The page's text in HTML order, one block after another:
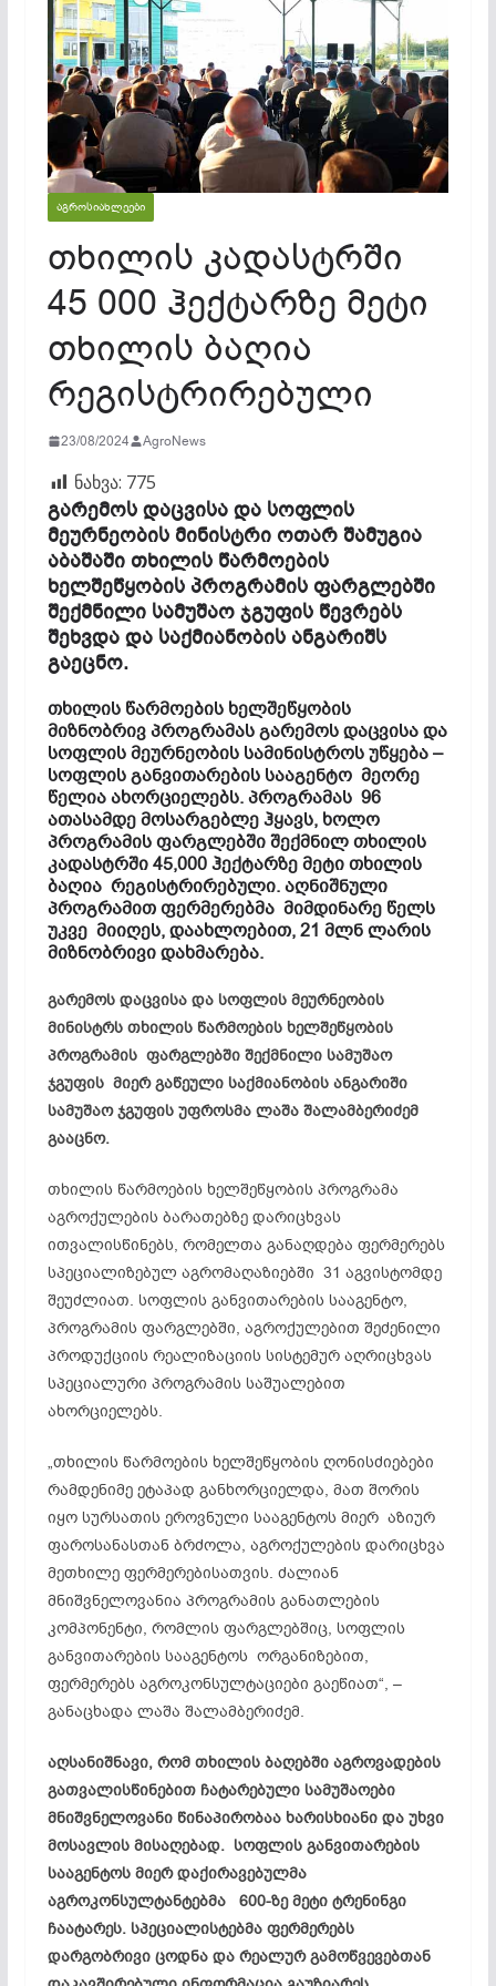
ᲐᲒᲠᲝᲡᲘᲐᲮᲚᲔᲔᲑᲘ
თხილის კადასტრში
45 000 ჰექტარზე მეტი
თხილის ბაღია
რეგისტრირებული
23/08/2024 AgroNews
ნახვა: 775
გარემოს დაცვისა და სოფლის
მეურნეობის მინისტრი ოთარ შამუგია
აბაშაში თხილის წარმოების
ხელშეწყობის პროგრამის ფარგლებში
შექმნილი სამუშაო ჯგუფის წევრებს
შეხვდა და საქმიანობის ანგარიშს
გაეცნო.
თხილის წარმოების ხელშეწყობის
მიზნობრივ პროგრამას გარემოს დაცვისა და
სოფლის მეურნეობის სამინისტროს უწყება –
სოფლის განვითარების სააგენტო მეორე
წელია ახორციელებს. პროგრამას 96
ათასამდე მოსარგებლე ჰყავს, ხოლო
პროგრამის ფარგლებში შექმნილ თხილის
კადასტრში 45,000 ჰექტარზე მეტი თხილის
ბაღია რეგისტრირებული. აღნიშნული
პროგრამით ფერმერებმა მიმდინარე წელს
უკვე მიიღეს, დაახლოებით, 21 მლნ ლარის
მიზნობრივი დახმარება.
გარემოს დაცვისა და სოფლის მეურნეობის
მინისტრს თხილის წარმოების ხელშეწყობის
პროგრამის ფარგლებში შექმნილი სამუშაო
ჯგუფის მიერ გაწეული საქმიანობის ანგარიში
სამუშაო ჯგუფის უფროსმა ლაშა შალამბერიძემ
გააცნო.
თხილის წარმოების ხელშეწყობის პროგრამა
აგროქულების ბარათებზე დარიცხვას
ითვალისწინებს, რომელთა განაღდება ფერმერებს
სპეციალიზებულ აგრომაღაზიებში 31 აგვისტომდე
შეუძლიათ. სოფლის განვითარების სააგენტო,
პროგრამის ფარგლებში, აგროქულებით შეძენილი
პროდუქციის რეალიზაციის სისტემურ აღრიცხვას
სპეციალური პროგრამის საშუალებით
ახორციელებს.
„თხილის წარმოების ხელშეწყობის ღონისძიებები
რამდენიმე ეტაპად განხორციელდა, მათ შორის
იყო სურსათის ეროვნული სააგენტოს მიერ აზიურ
ფაროსანასთან ბრძოლა, აგროქულების დარიცხვა
მეთხილე ფერმერებისათვის. ძალიან
მნიშვნელოვანია პროგრამის განათლების
კომპონენტი, რომლის ფარგლებშიც, სოფლის
განვითარების სააგენტოს ორგანიზებით,
ფერმერებს აგროკონსულტაციები გაეწიათ“, –
განაცხადა ლაშა შალამბერიძემ.
აღსანიშნავი, რომ თხილის ბაღებში აგროვადების
გათვალისწინებით ჩატარებული სამუშაოები
მნიშვნელოვანი წინაპირობაა ხარისხიანი და უხვი
მოსავლის მისაღებად. სოფლის განვითარების
სააგენტოს მიერ დაქირავებულმა
აგროკონსულტანტებმა 600-ზე მეტი ტრენინგი
ჩაატარეს. სპეციალისტებმა ფერმერებს
დარგობრივი ცოდნა და რეალურ გამოწვევებთან